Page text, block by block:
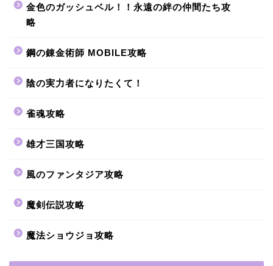
金色のガッシュベル！！永遠の絆の仲間たち攻
略
鋼の錬金術師 MOBILE攻略
陰の実力者になりたくて！
雀魂攻略
雄才三国攻略
風のファンタジア攻略
魔剣伝説攻略
魔法ショウジョ攻略